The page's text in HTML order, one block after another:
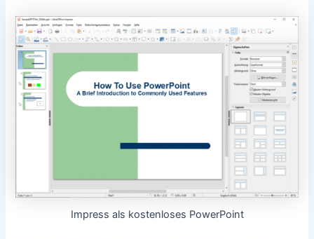
Impress als kostenloses PowerPoint